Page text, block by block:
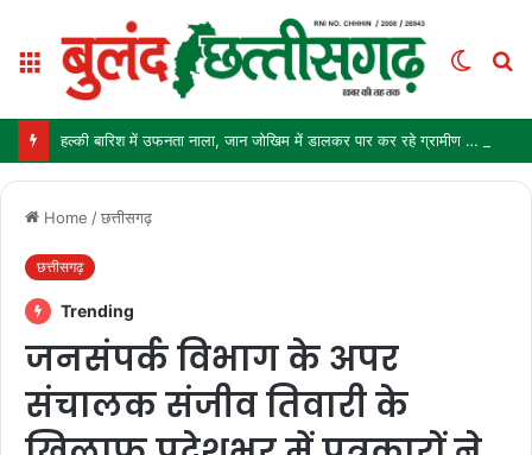
Menu
Switch
हल्की बारिश में उफनता नाला, जान जोखिम में डालकर पार कर रहे ग्रामीण और स्कूली बच्चे
Home /छत्तीसगढ़
छत्तीसगढ़
Trending
जनसंपर्क विभाग के अपर
संचालक संजीव तिवारी के